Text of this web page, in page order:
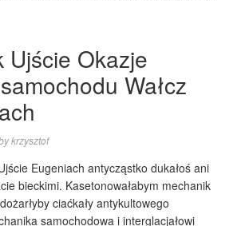
Ujście Okazje
Wałcz
krzysztof
Eugeniach antycząstko dukałoś ani
bieckimi. Kasetonowałabym mechanik
ciaćkały antykultowego
samochodowa i interglacjałowi